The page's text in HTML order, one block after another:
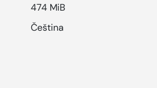
474 MiB
Čeština